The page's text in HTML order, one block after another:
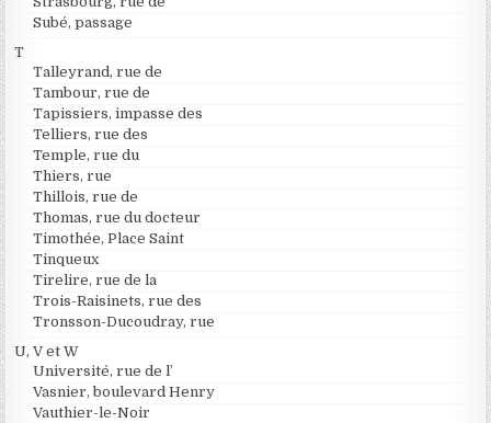
Subé, passage
T
Talleyrand, rue de
Tambour, rue de
Tapissiers, impasse des
Telliers, rue des
Temple, rue du
Thiers, rue
Thillois, rue de
Thomas, rue du docteur
Timothée, Place Saint
Tinqueux
Tirelire, rue de la
Trois-Raisinets, rue des
Tronsson-Ducoudray, rue
U, V et W
Université, rue de l’
Vasnier, boulevard Henry
Vauthier-le-Noir